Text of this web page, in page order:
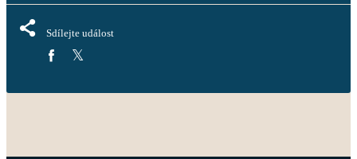
Sdílejte událost